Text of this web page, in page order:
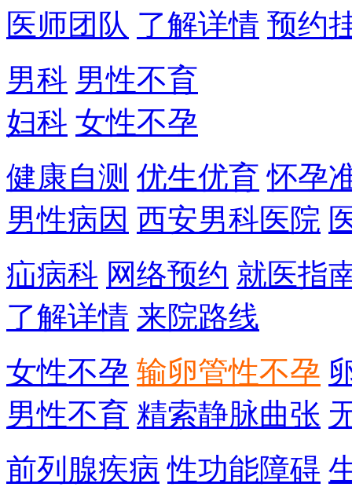
医师团队 了解详情 预约
男科 男性不育
妇科 女性不孕
健康自测 优生优育 怀孕
男性病因 西安男科医院
疝病科 网络预约 就医指
了解详情 来院路线
女性不孕 输卵管性不孕
男性不育 精索静脉曲张
前列腺疾病 性功能障碍